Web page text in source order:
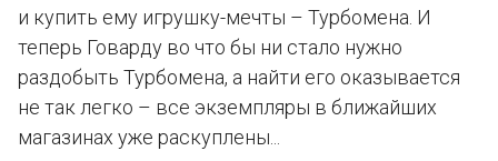
и купить ему игрушку-мечты – Турбомена. И
теперь Говарду во что бы ни стало нужно
раздобыть Турбомена, а найти его оказывается
не так легко – все экземпляры в ближайших
магазинах уже раскуплены...